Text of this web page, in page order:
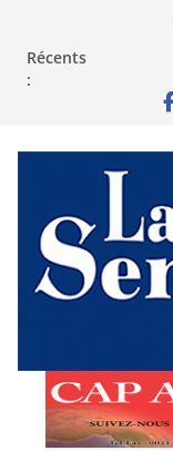
Récents
: